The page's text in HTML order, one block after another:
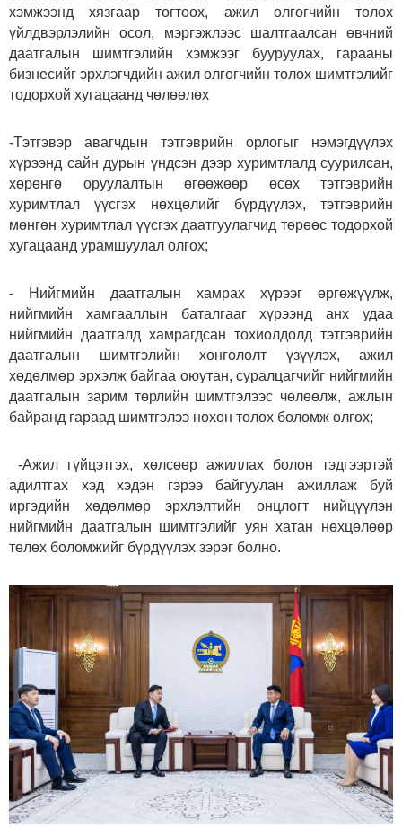
хэмжээнд хязгаар тогтоох, ажил олгогчийн төлөх
үйлдвэрлэлийн осол, мэргэжлээс шалтгаалсан өвчний
даатгалын шимтгэлийн хэмжээг бууруулах, гарааны
бизнесийг эрхлэгчдийн ажил олгогчийн төлөх шимтгэлийг
тодорхой хугацаанд чөлөөлөх
-Тэтгэвэр авагчдын тэтгэврийн орлогыг нэмэгдүүлэх
хүрээнд сайн дурын үндсэн дээр хуримтлалд суурилсан,
хөрөнгө оруулалтын өгөөжөөр өсөх тэтгэврийн
хуримтлал үүсгэх нөхцөлийг бүрдүүлэх, тэтгэврийн
мөнгөн хуримтлал үүсгэх даатгуулагчид төрөөс тодорхой
хугацаанд урамшуулал олгох;
- Нийгмийн даатгалын хамрах хүрээг өргөжүүлж,
нийгмийн хамгааллын баталгааг хүрээнд анх удаа
нийгмийн даатгалд хамрагдсан тохиолдолд тэтгэврийн
даатгалын шимтгэлийн хөнгөлөлт үзүүлэх, ажил
хөдөлмөр эрхэлж байгаа оюутан, суралцагчийг нийгмийн
даатгалын зарим төрлийн шимтгэлээс чөлөөлж, ажлын
байранд гараад шимтгэлээ нөхөн төлөх боломж олгох;
-Ажил гүйцэтгэх, хөлсөөр ажиллах болон тэдгээртэй
адилтгах хэд хэдэн гэрээ байгуулан ажиллаж буй
иргэдийн хөдөлмөр эрхлэлтийн онцлогт нийцүүлэн
нийгмийн даатгалын шимтгэлийг уян хатан нөхцөлөөр
төлөх боломжийг бүрдүүлэх зэрэг болно.